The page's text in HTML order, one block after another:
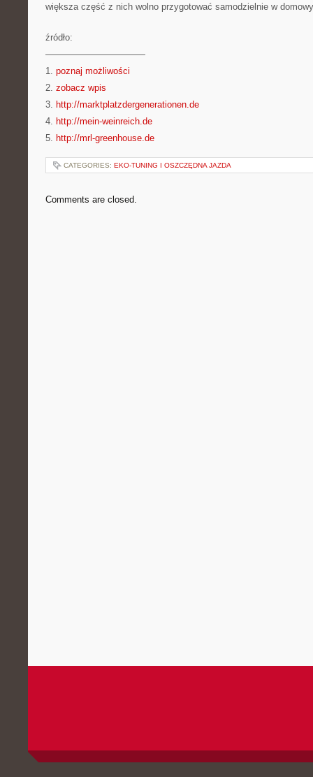
większa część z nich wolno przygotować samodzielnie w
źródło:
———————————
1. poznaj możliwości
2. zobacz wpis
3. http://marktplatzdergenerationen.de
4. http://mein-weinreich.de
5. http://mrl-greenhouse.de
CATEGORIES: EKO-TUNING I OSZCZĘDNA JAZDA
Comments are closed.